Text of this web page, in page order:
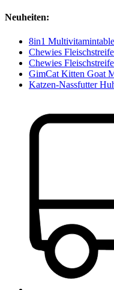
Neuheiten:
8in1
Chewies
Chewies
GimCat Kitten Goat
Katzen-Nassfutter